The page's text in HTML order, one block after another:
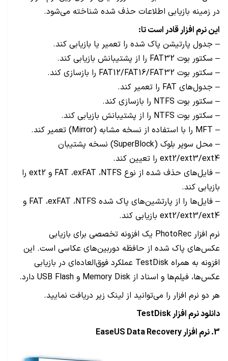
در زمینه بازیابی اطلاعات حذف شده شناخته می‌شود.
این نرم افزار قادر است تا:
– جدول پارتیشن پاک شده را تعمیر یا بازیابی کند.
– سکتور بوت FAT32 را از پشتیبانش بازیابی کند.
– سکتور بوت FAT12/FAT16/FAT32 را بازسازی کند.
– جدول‌های FAT را تعمیر کند.
– سکتور بوت NTFS را بازسازی کند.
– سکتور بوت NTFS را از پشتیبانش بازیابی کند.
– MFT را با استفاده از نسخه مشابه (Mirror) تعمیر کند.
– محل سوپر بلوک (SuperBlock) نسخه پشتیبان
ext2/ext3/ext4 را تعیین کند.
– فایل‌های حذف شده از نوع FAT ،exFAT ،NTFS و ext2 را
بازیابی کند.
– فایل‌ها را از پارتشین‌های پاک شده FAT ،exFAT ،NTFS و
ext2/ext3/ext4 بازیابی کند.
نرم افزار PhotoRec یک افزونه تخصصی برای بازیابی
عکس‌های پاک شده از حافظه دوربین‌های عکاسی است. این
افزونه به همراه TestDisk عملکرد فوق‌العاده‌ای در بازیابی
عکس‌ها، فیلم‌ها و اسناد از Memory Disk و USB Flash دارد.
هر دو نرم افزار را می‌توانید از لینک زیر دریافت نمایید.
دانلود نرم افزار TestDisk
3. نرم افزار